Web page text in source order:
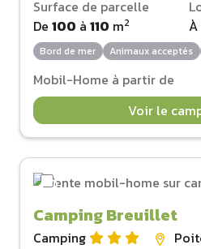
Surface de parcelle
De 100 à 110 m2
Bord de mer Animaux acceptés
Mobil-Home à partir de
Voir le
Camping Breuillet
Camping